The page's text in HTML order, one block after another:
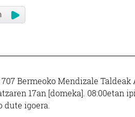
Bermeoko Mendizale
17an [domeka]. 08:00etan
igoera.